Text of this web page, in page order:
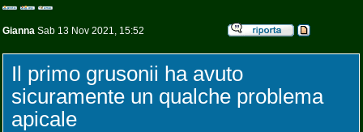
Gianna Sab 13 Nov 2021, 15:52
Il primo grusonii ha avuto
sicuramente un qualche problema
apicale